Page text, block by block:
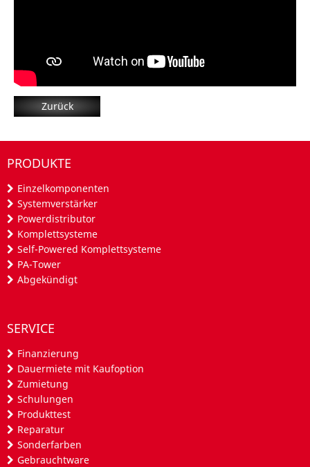
Zurück
PRODUKTE
Einzelkomponenten
Systemverstärker
Powerdistributor
Komplettsysteme
Self-Powered Komplettsysteme
PA-Tower
Abgekündigt
SERVICE
Finanzierung
Dauermiete mit Kaufoption
Zumietung
Schulungen
Produkttest
Reparatur
Sonderfarben
Gebrauchtware